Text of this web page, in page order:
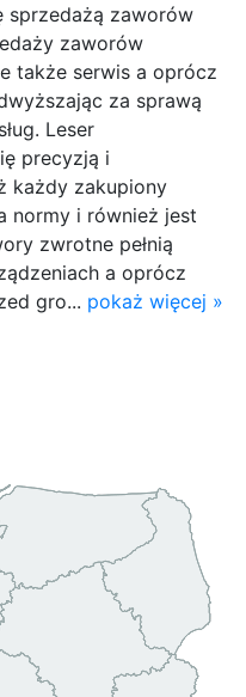
sprzedażą zaworów
zaworów
także serwis a oprócz
za sprawą
Leser
precyzją i
każdy zakupiony
normy i również jest
zwrotne pełnią
a oprócz
gro... pokaż więcej »